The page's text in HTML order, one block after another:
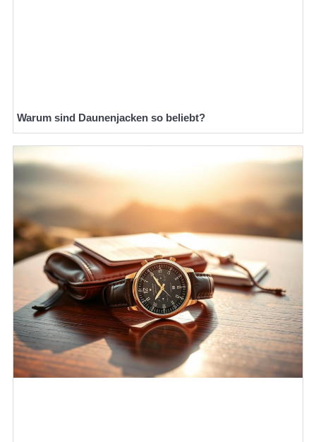
Warum sind Daunenjacken so beliebt?